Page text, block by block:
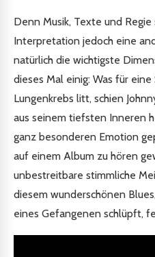
Denn Musik, Texte und Regie
Interpretation jedoch eine
natürlich die wichtigste
dieses Mal einig: Was für
Lungenkrebs litt, schien
aus seinem tiefsten Inneren
ganz besonderen Emotion
auf einem Album zu hören
unbestreitbare stimmliche
diesem wunderschönen
eines Gefangenen schlüpft,